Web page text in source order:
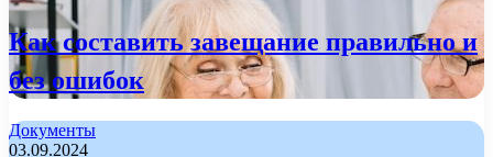
Как составить завещание правильно и
без ошибок
Документы
03.09.2024